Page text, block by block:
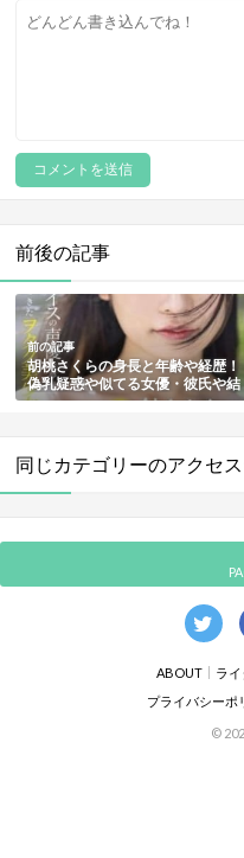
前後の記事
前の記事
胡桃さくらの身長と年齢や経歴！
偽乳疑惑や似てる女優・彼氏や結
婚情報もまとめ
同じカテゴリーのアクセ
ABOUT ラ
プライバシーポ
©